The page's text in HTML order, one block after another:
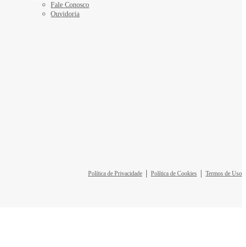
Fale Conosco
Ouvidoria
Política de Privacidade Política de Cookies Termos de Uso